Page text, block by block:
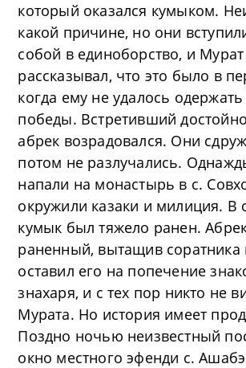
который оказался кумыком.
какой причине, но они
собой в единоборство, и
рассказывал, что это было в
когда ему не удалось
победы. Встретивший
абрек возрадовался. Они
потом не разлучались.
напали на монастырь в с.
окружили казаки и милиция. В
кумык был тяжело ранен.
раненный, вытащив соратника
оставил его на попечение
знахаря, и с тех пор никто не
Мурата. Но история имеет
Поздно ночью неизвестный
окно местного эфенди с.